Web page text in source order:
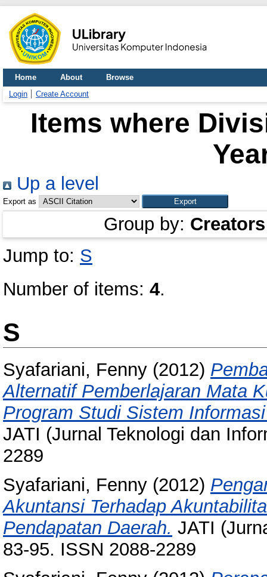
Home About
Browse
Login
Create Account
Items where
Up a level
Export as
Group by: Creators
Jump to: S
Number of items: 4.
S
Syafariani, Fenny (2012)
Alternatif Pemberlajaran Mata
Program Studi Sistem
JATI (Jurnal Teknologi dan
2289
Syafariani, Fenny (2012)
Akuntansi Terhadap
Pendapatan Daerah. JATI
83-95. ISSN 2088-2289